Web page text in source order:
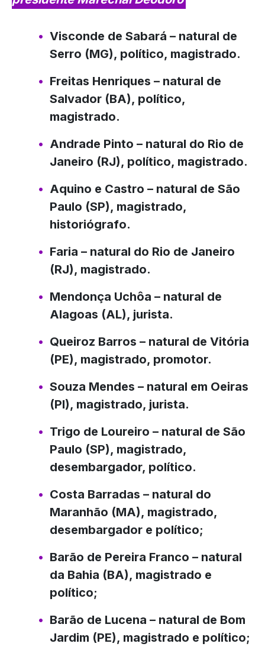
Visconde de Sabará – natural de
Serro (MG), político, magistrado.
Freitas Henriques – natural de
Salvador (BA), político,
magistrado.
Andrade Pinto – natural do Rio de
Janeiro (RJ), político, magistrado.
Aquino e Castro – natural de São
Paulo (SP), magistrado,
historiógrafo.
Faria – natural do Rio de Janeiro
(RJ), magistrado.
Mendonça Uchôa – natural de
Alagoas (AL), jurista.
Queiroz Barros – natural de Vitória
(PE), magistrado, promotor.
Souza Mendes – natural em Oeiras
(PI), magistrado, jurista.
Trigo de Loureiro – natural de São
Paulo (SP), magistrado,
desembargador, político.
Costa Barradas – natural do
Maranhão (MA), magistrado,
desembargador e político;
Barão de Pereira Franco – natural
da Bahia (BA), magistrado e
político;
Barão de Lucena – natural de Bom
Jardim (PE), magistrado e político;